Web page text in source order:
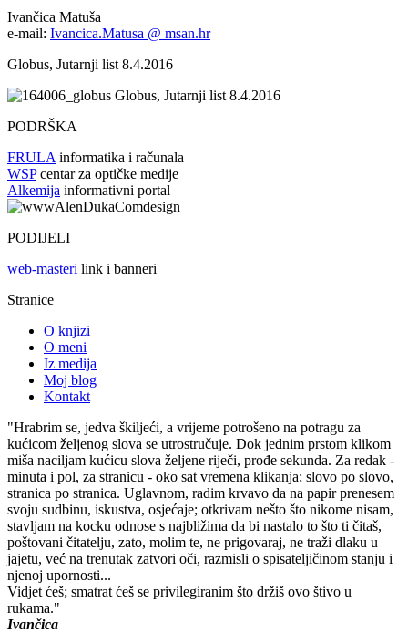
Ivančica Matuša
e-mail: Ivancica.Matusa @ msan.hr
Globus, Jutarnji list 8.4.2016
Globus, Jutarnji list 8.4.2016
PODRŠKA
FRULA informatika i računala
WSPcentar za optičke medije
Alkemija informativni portal
PODIJELI
web-masteri link i banneri
Stranice
O knjizi
O meni
Iz medija
Moj blog
Kontakt
"Hrabrim se, jedva škiljeći, a vrijeme potrošeno na potragu za
kućicom željenog slova se utrostručuje. Dok jednim prstom klikom
miša naciljam kućicu slova željene riječi, prođe sekunda. Za redak -
minuta i pol, za stranicu - oko sat vremena klikanja; slovo po slovo,
stranica po stranica. Uglavnom, radim krvavo da na papir prenesem
svoju sudbinu, iskustva, osjećaje; otkrivam nešto što nikome nisam,
stavljam na kocku odnose s najbližima da bi nastalo to što ti čitaš,
poštovani čitatelju, zato, molim te, ne prigovaraj, ne traži dlaku u
jajetu, već na trenutak zatvori oči, razmisli o spisateljičinom stanju i
njenoj upornosti...
Vidjet ćeš; smatrat ćeš se privilegiranim što držiš ovo štivo u
rukama."
Ivančica